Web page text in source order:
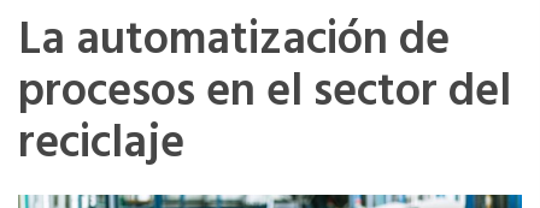
La automatización de
procesos en el sector del
reciclaje